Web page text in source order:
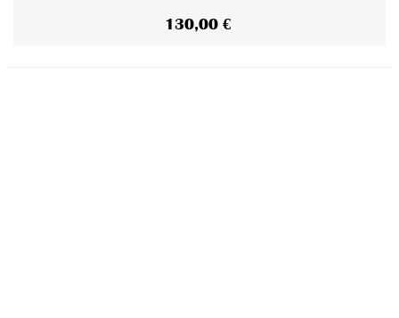
130,00 €